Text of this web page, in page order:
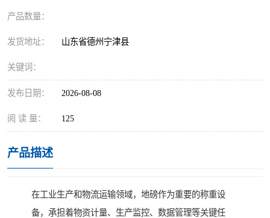
产品数量：
发货地址： 山东省德州宁津县
关键词：
发布日期： 2026-08-08
阅 读 量： 125
产品描述
在工业生产和物流运输领域，地磅作为重要的称重设
备，承担着物资计量、生产监控、数据管理等关键任